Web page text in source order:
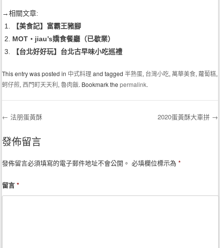
→相關文章:
【美食記】富霸王豬腳
MOT‧jiau’s嬌食餐廳（已歇業）
【台北好好玩】台北古早味小吃巡禮
This entry was posted in 中式料理and tagged半熟蛋, 台灣小吃,萬華美食,蘿蔔糕,
蚵仔煎,西門町天天利,魯肉飯. Bookmark thepermalink.
Post navigation
← 法朋蛋黃酥 2020蛋黃酥大車拼 →
發佈留言
發佈留言必須填寫的電子郵件地址不會公開。 必填欄位標示為*
留言*